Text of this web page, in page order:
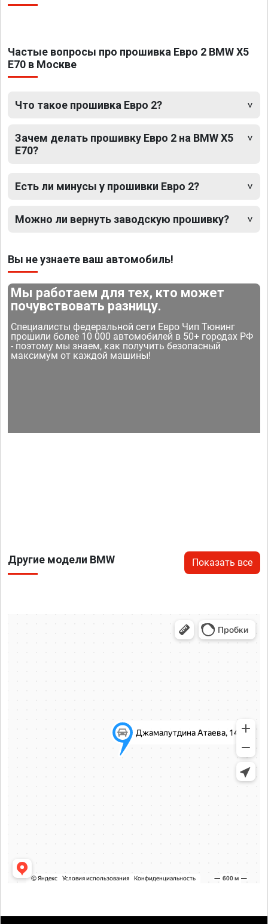
Частые вопросы про прошивка Евро 2 BMW X5
E70 в Москве
Что такое прошивка Евро 2?
Зачем делать прошивку Евро 2 на BMW X5
E70?
Есть ли минусы у прошивки Евро 2?
Можно ли вернуть заводскую прошивку?
Вы не узнаете ваш автомобиль!
Мы работаем для тех, кто может
почувствовать разницу.
Специалисты федеральной сети Евро Чип Тюнинг
прошили более 10 000 автомобилей в 50+ городах РФ
- поэтому мы знаем, как получить безопасный
максимум от каждой машины!
Другие модели BMW Показать все